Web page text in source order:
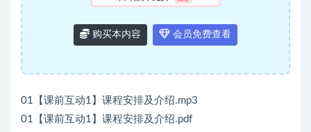
购买本内容 会员免费查看
01【课前互动1】课程安排及介绍.mp3
01【课前互动1】课程安排及介绍.pdf